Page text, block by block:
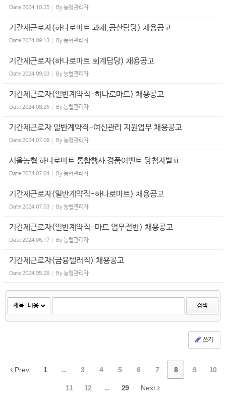
Date2024.10.25 By농협관리자
기간제근로자(하나로마트 과채,공산담당) 채용공고
Date2024.09.13 By농협관리자
기간제근로자(하나로마트 회계담당) 채용공고
Date2024.09.03 By농협관리자
기간제근로자(일반계약직-하나로마트) 채용공고
Date2024.08.26 By농협관리자
기간제근로자 일반계약직-여신관리 지원업무 채용공고
Date2024.07.08 By농협관리자
서울농협 하나로마트 통합행사 경품이벤트 당첨자발표
Date2024.07.04 By농협관리자
기간제근로자(일반계약직-하나로마트) 채용공고
Date2024.07.03 By농협관리자
기간제근로자(일반계약직-마트 업무전반) 채용공고
Date2024.06.17 By농협관리자
기간제근로자(금융텔러직) 채용공고
Date2024.05.28 By농협관리자
검색
쓰기
Prev 1 ... 3 4 5 6 7 8 9 10
11 12 ... 29 Next